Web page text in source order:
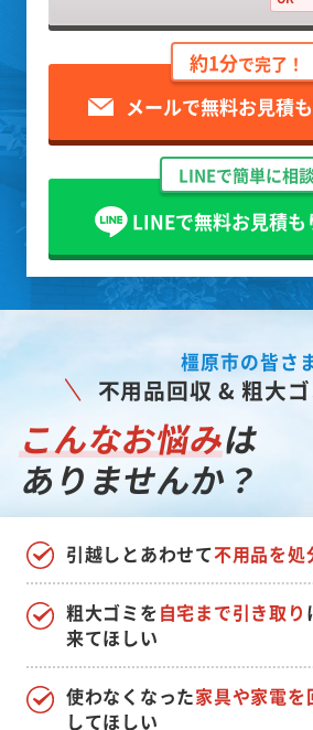
約1分で完了！
メールで無料お見積
LINEで簡単に相
LINEで無料お見積も
橿原市の皆さ
不用品回収 & 粗大
こんなお悩みは
ありませんか？
引越しとあわせて不用品を処
使わなくなった家具や家電を
してほしい
粗大ゴミを自宅まで引き取り
来てほしい